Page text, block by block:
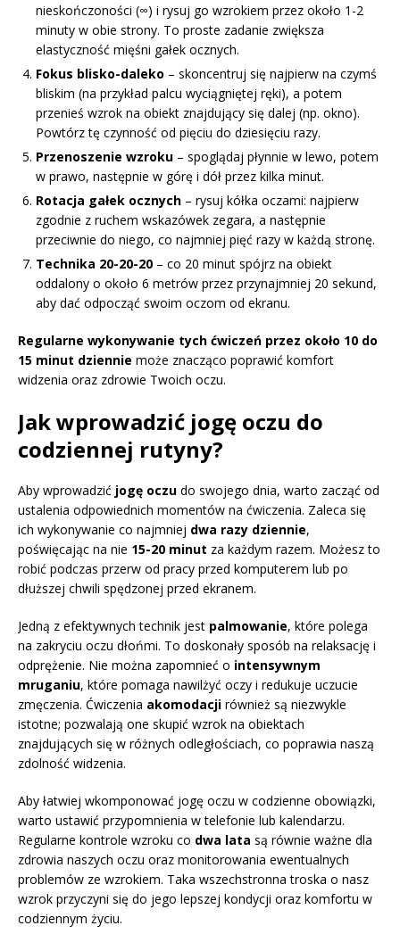
nieskończoności (∞) i rysuj go wzrokiem przez około 1-2
minuty w obie strony. To proste zadanie zwiększa
elastyczność mięśni gałek ocznych.
Fokus blisko-daleko – skoncentruj się najpierw na czymś
bliskim (na przykład palcu wyciągniętej ręki), a potem
przenieś wzrok na obiekt znajdujący się dalej (np. okno).
Powtórz tę czynność od pięciu do dziesięciu razy.
Przenoszenie wzroku – spoglądaj płynnie w lewo, potem
w prawo, następnie w górę i dół przez kilka minut.
Rotacja gałek ocznych – rysuj kółka oczami: najpierw
zgodnie z ruchem wskazówek zegara, a następnie
przeciwnie do niego, co najmniej pięć razy w każdą stronę.
Technika 20-20-20 – co 20 minut spójrz na obiekt
oddalony o około 6 metrów przez przynajmniej 20 sekund,
aby dać odpocząć swoim oczom od ekranu.
Regularne wykonywanie tych ćwiczeń przez około 10 do
15 minut dziennie może znacząco poprawić komfort
widzenia oraz zdrowie Twoich oczu.
Jak wprowadzić jogę oczu do
codziennej rutyny?
Aby wprowadzić jogę oczu do swojego dnia, warto zacząć od
ustalenia odpowiednich momentów na ćwiczenia. Zaleca się
ich wykonywanie co najmniej dwa razy dziennie,
poświęcając na nie 15-20 minut za każdym razem. Możesz to
robić podczas przerw od pracy przed komputerem lub po
dłuższej chwili spędzonej przed ekranem.
Jedną z efektywnych technik jest palmowanie, które polega
na zakryciu oczu dłońmi. To doskonały sposób na relaksację i
odprężenie. Nie można zapomnieć o intensywnym
mruganiu, które pomaga nawilżyć oczy i redukuje uczucie
zmęczenia. Ćwiczenia akomodacji również są niezwykle
istotne; pozwalają one skupić wzrok na obiektach
znajdujących się w różnych odległościach, co poprawia naszą
zdolność widzenia.
Aby łatwiej wkomponować jogę oczu w codzienne obowiązki,
warto ustawić przypomnienia w telefonie lub kalendarzu.
Regularne kontrole wzroku co dwa lata są równie ważne dla
zdrowia naszych oczu oraz monitorowania ewentualnych
problemów ze wzrokiem. Taka wszechstronna troska o nasz
wzrok przyczyni się do jego lepszej kondycji oraz komfortu w
codziennym życiu.